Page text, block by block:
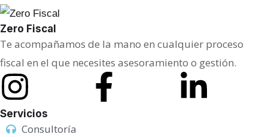
a
M
e
n
s
a
j
Zero Fiscal
Te acompañamos de la mano en cualquier proceso
fiscal en el que necesites asesoramiento o gestión.
Servicios
Consultoría